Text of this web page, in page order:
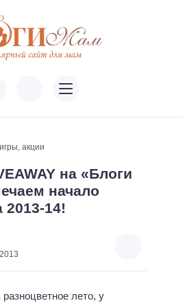
акции
на «Блоги
начало
2013-14!
лето, у